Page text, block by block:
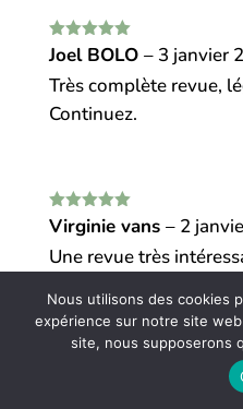
Note 5sur
5
Joel BOLO – 3 janvier
Très complète revue,
Continuez.
Note5sur
5
Virginie vans – 2
Une revue très
potager. Bravo à toute
ce beau projet !
Nous utilisons des cookies
expérience sur notre site
site, nous supposerons